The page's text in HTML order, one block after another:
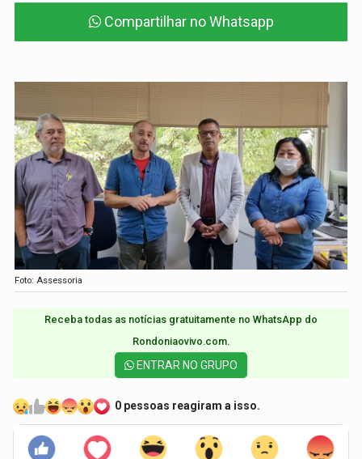
Compartilhar no Whatsapp
Foto: Assessoria
Receba todas as notícias gratuitamente no WhatsApp do
Rondoniaovivo.com.​
ENTRAR NO GRUPO
0 pessoas reagiram a isso.